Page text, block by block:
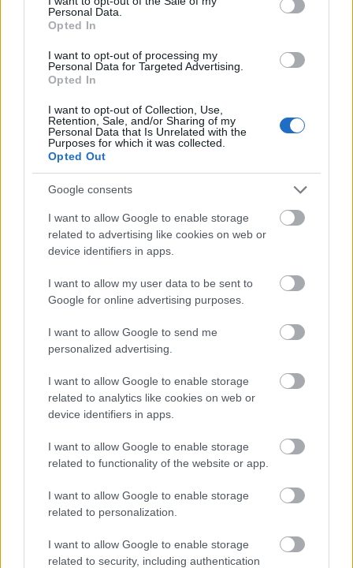
Personal Data.
Opted In
I want to opt-out of processing my
Personal Data for Targeted Advertising.
Opted In
I want to opt-out of Collection, Use,
Retention, Sale, and/or Sharing of my
Personal Data that Is Unrelated with the
Purposes for which it was collected.
Opted Out
Google consents
I want to allow Google to enable storage
related to advertising like cookies on web or
device identifiers in apps.
I want to allow my user data to be sent to
Google for online advertising purposes.
I want to allow Google to send me
personalized advertising.
I want to allow Google to enable storage
related to analytics like cookies on web or
device identifiers in apps.
I want to allow Google to enable storage
related to functionality of the website or app.
I want to allow Google to enable storage
related to personalization.
I want to allow Google to enable storage
related to security, including authentication
Így próbálják bojkottálni a Victoria
´s Secret bemutatót a plus-size
modellek
Legnépszerűbb témák
SZTÁROK
ASHLEY GRAHAM
KOZMA RITA
VICTORIA'S SECRET FASHION SHOW
TÁRSKERESŐ